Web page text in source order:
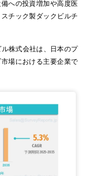
への投資増加や高度医
チック製ダックビルチ
株式会社は、日本のプ
場における主要企業で